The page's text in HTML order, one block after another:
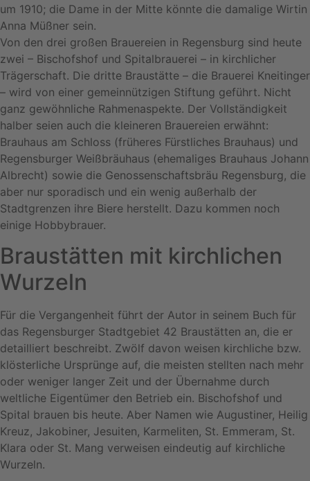
um 1910; die Dame in der Mitte könnte die damalige Wirtin
Anna Müßner sein.
Von den drei großen Brauereien in Regensburg sind heute
zwei – Bischofshof und Spitalbrauerei – in kirchlicher
Trägerschaft. Die dritte Braustätte – die Brauerei Kneitinger
– wird von einer gemeinnützigen Stiftung geführt. Nicht
ganz gewöhnliche Rahmenaspekte. Der Vollständigkeit
halber seien auch die kleineren Brauereien erwähnt:
Brauhaus am Schloss (früheres Fürstliches Brauhaus) und
Regensburger Weißbräuhaus (ehemaliges Brauhaus Johann
Albrecht) sowie die Genossenschaftsbräu Regensburg, die
aber nur sporadisch und ein wenig außerhalb der
Stadtgrenzen ihre Biere herstellt. Dazu kommen noch
einige Hobbybrauer.
Braustätten mit kirchlichen
Wurzeln
Für die Vergangenheit führt der Autor in seinem Buch für
das Regensburger Stadtgebiet 42 Braustätten an, die er
detailliert beschreibt. Zwölf davon weisen kirchliche bzw.
klösterliche Ursprünge auf, die meisten stellten nach mehr
oder weniger langer Zeit und der Übernahme durch
weltliche Eigentümer den Betrieb ein. Bischofshof und
Spital brauen bis heute. Aber Namen wie Augustiner, Heilig
Kreuz, Jakobiner, Jesuiten, Karmeliten, St. Emmeram, St.
Klara oder St. Mang verweisen eindeutig auf kirchliche
Wurzeln.